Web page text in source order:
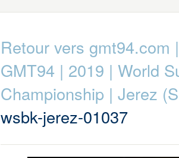
Retour vers gmt94.com
GMT94 | 2019 | World
Championship | Jerez
wsbk-jerez-01037